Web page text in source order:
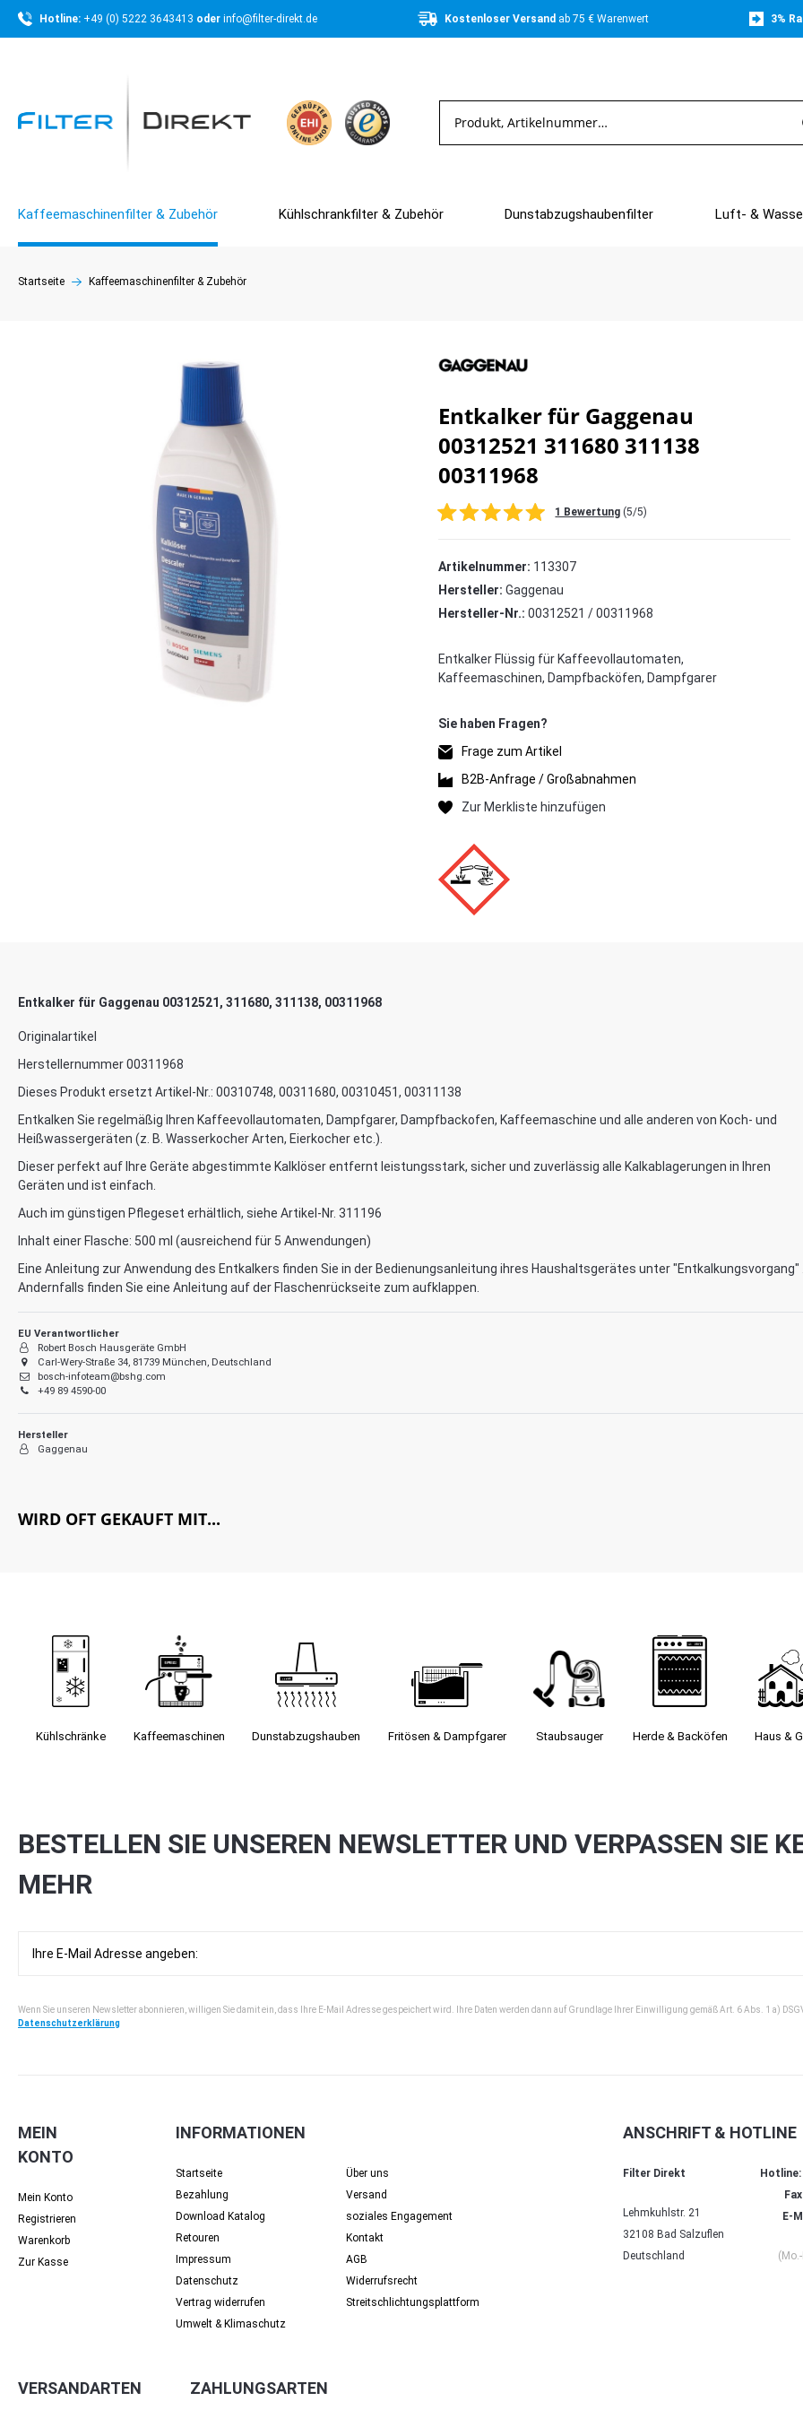
Hotline: +49 (0) 5222 3643413 oder info@filter-direkt.de Kostenloser Versand ab 75 € Warenwert 3%
Kaffeemaschinenfilter & Zubehör Kühlschrankfilter & Zubehör Dunstabzugshaubenfilter Luft- &
Startseite Kaffeemaschinenfilter & Zubehör
Entkalker für Gaggenau
00312521 311680 311138
00311968
1 Bewertung (5/5)
Artikelnummer: 113307
Hersteller: Gaggenau
Hersteller-Nr.: 00312521 / 00311968
Entkalker Flüssig für Kaffeevollautomaten,
Kaffeemaschinen, Dampfbacköfen, Dampfgarer
Frage zum Artikel
B2B-Anfrage / Großabnahmen
Entkalker für Gaggenau 00312521, 311680, 311138, 00311968
Originalartikel
Herstellernummer 00311968
Dieses Produkt ersetzt Artikel-Nr.: 00310748, 00311680, 00310451, 00311138
Entkalken Sie regelmäßig Ihren Kaffeevollautomaten, Dampfgarer, Dampfbackofen, Kaffeemaschine und alle anderen von Koch- und
Heißwassergeräten (z. B. Wasserkocher Arten, Eierkocher etc.).
Dieser perfekt auf Ihre Geräte abgestimmte Kalklöser entfernt leistungsstark, sicher und zuverlässig alle Kalkablagerungen in Ihren
Geräten und ist einfach.
Auch im günstigen Pflegeset erhältlich, siehe Artikel-Nr. 311196
Inhalt einer Flasche: 500 ml (ausreichend für 5 Anwendungen)
Eine Anleitung zur Anwendung des Entkalkers finden Sie in der Bedienungsanleitung ihres Haushaltsgerätes unter "Entkalkungsvorgang"
Andernfalls finden Sie eine Anleitung auf der Flaschenrückseite zum aufklappen.
EU Verantwortlicher
Robert Bosch Hausgeräte GmbH
Carl-Wery-Straße 34, 81739 München, Deutschland
bosch-infoteam@bshg.com
+49 89 4590-00
Hersteller
Gaggenau
WIRD OFT GEKAUFT MIT...
Kühlschränke Kaffee­maschinen Dunst­abzugs­hauben Fritösen & Dampfgarer Staubsauger­ Herde & Backöfen Haus &
BESTELLEN SIE UNSEREN NEWSLETTER UND VERPASSEN SIE
MEHR
Wenn Sie unseren Newsletter abonnieren, willigen Sie damit ein, dass Ihre E-Mail Adresse gespeichert wird. Ihre Daten werden dann auf Grundlage Ihrer Einwilligung gemäß Art. 6 Abs. 1 a)
Datenschutzerklärung
MEIN
KONTO
Mein Konto
Registrieren
Warenkorb
Zur Kasse
INFORMATIONEN
Startseite
Über uns
Bezahlung
Versand
Download Katalog
soziales Engagement
Retouren
Kontakt
Impressum
AGB
Datenschutz
Widerrufsrecht
Vertrag widerrufen
Streit­schlichtungs­platt­form
Umwelt & Klimaschutz
ANSCHRIFT & HOTLINE
Filter Direkt
Lehmkuhlstr. 21
32108 Bad Salzuflen
Deutschland
Hotline:
E-
VERSANDARTEN ZAHLUNGSARTEN